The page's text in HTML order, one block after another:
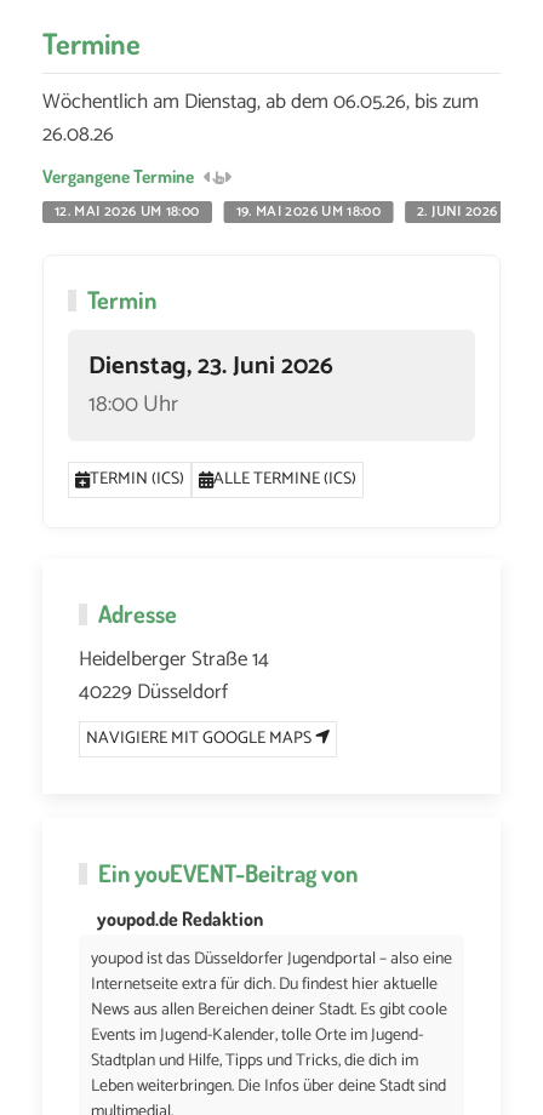
Termine
Wöchentlich am Dienstag, ab dem 06.05.26, bis zum
26.08.26
Vergangene Termine
12. MAI 2026 UM 18:00
19. MAI 2026 UM 18:00 2. JUNI 2026 UM
Termin
Dienstag, 23. Juni 2026
18:00 Uhr
TERMIN (ICS) ALLE TERMINE (ICS)
Adresse
Heidelberger Straße 14
40229 Düsseldorf
NAVIGIERE MIT GOOGLE MAPS
EinyouEVENT-Beitrag von
youpod.de Redaktion
youpod ist das Düsseldorfer Jugendportal – also eine
Internetseite extra für dich. Du findest hier aktuelle
News aus allen Bereichen deiner Stadt. Es gibt coole
Events im Jugend-Kalender, tolle Orte im Jugend-
Stadtplan und Hilfe, Tipps und Tricks, die dich im
Leben weiterbringen. Die Infos über deine Stadt sind